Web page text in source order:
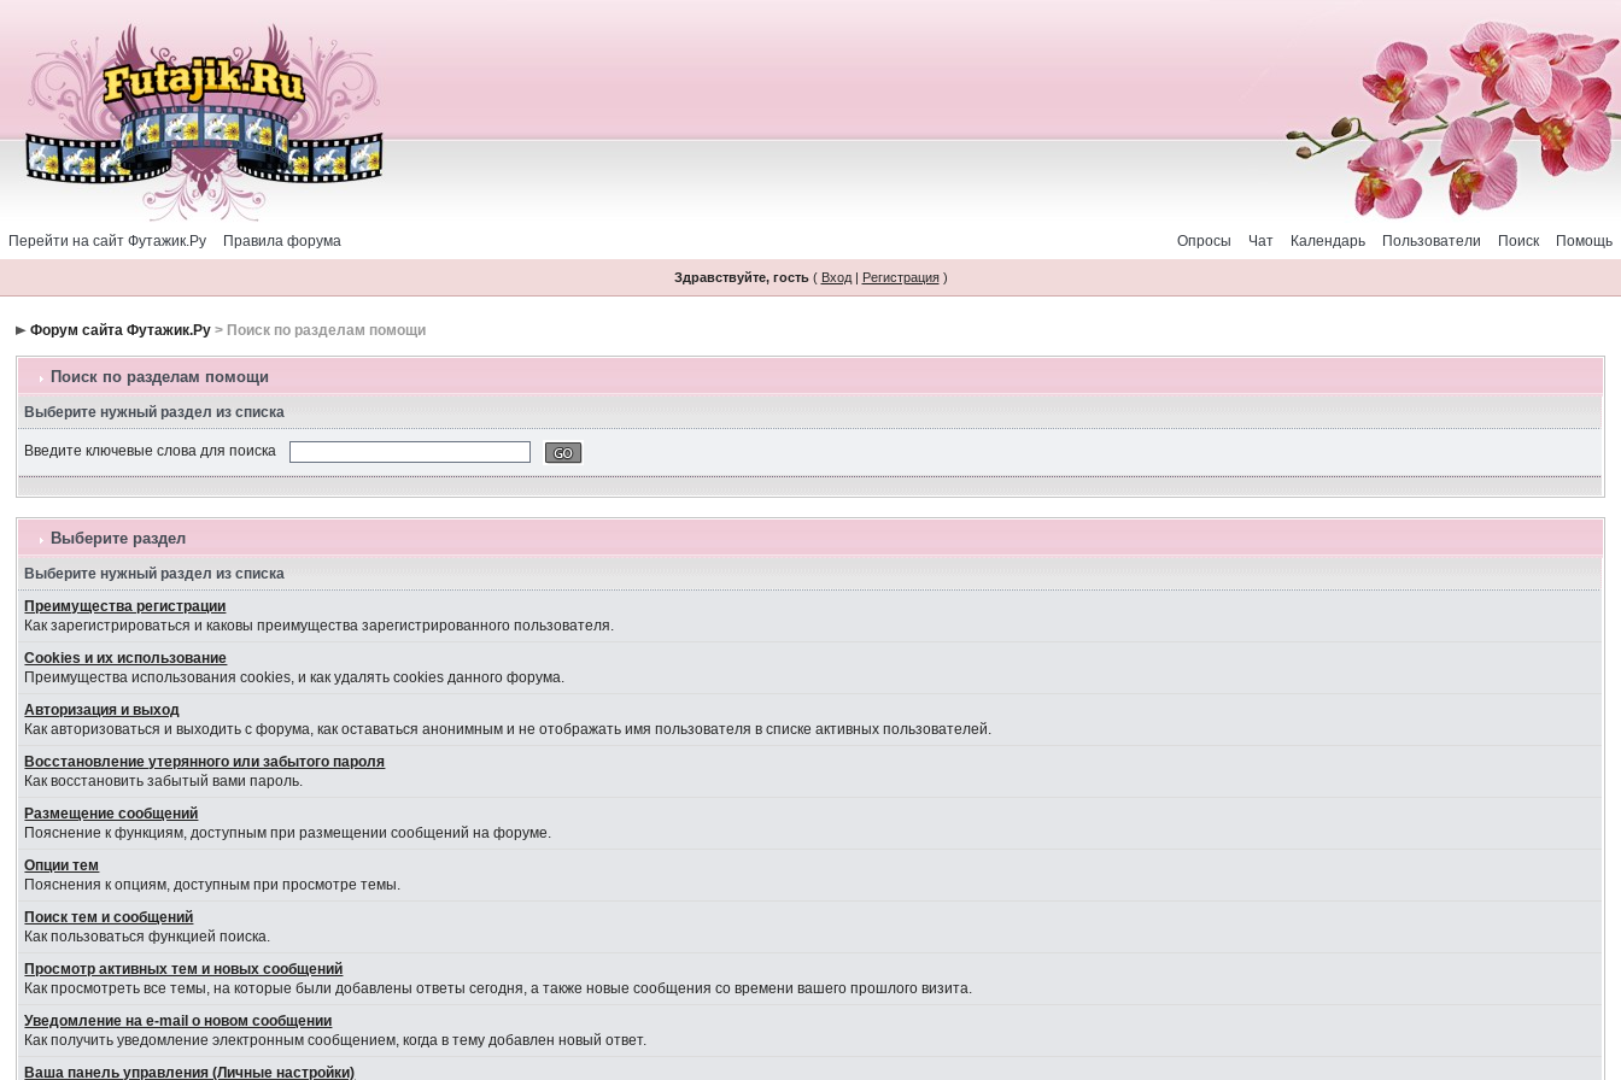
Перейти на сайт Футажик.Ру Правила форума Помощь
Поиск
Пользователи
Календарь
Чат
Опросы
Здравствуйте, гость( Вход| Регистрация)
Форум сайта Футажик.Ру > Поиск по разделам помощи
Поиск по разделам помощи
Выберите нужный раздел из списка
Введите ключевые слова для поиска
Выберите раздел
Выберите нужный раздел из списка
Преимущества регистрации
Как зарегистрироваться и каковы преимущества зарегистрированного пользователя.
Cookies и их использование
Преимущества использования cookies, и как удалять cookies данного форума.
Авторизация и выход
Как авторизоваться и выходить с форума, как оставаться анонимным и не отображать имя пользователя в списке активных пользователей.
Восстановление утерянного или забытого пароля
Как восстановить забытый вами пароль.
Размещение сообщений
Пояснение к функциям, доступным при размещении сообщений на форуме.
Опции тем
Пояснения к опциям, доступным при просмотре темы.
Поиск тем и сообщений
Как пользоваться функцией поиска.
Просмотр активных тем и новых сообщений
Как просмотреть все темы, на которые были добавлены ответы сегодня, а также новые сообщения со времени вашего прошлого визита.
Уведомление на е-mail о новом сообщении
Как получить уведомление электронным сообщением, когда в тему добавлен новый ответ.
Ваша панель управления (Личные настройки)